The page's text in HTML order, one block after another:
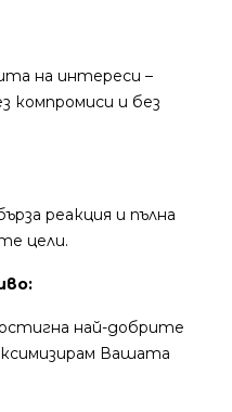
на интереси –
компромиси и без
реакция и пълна
цели.
най-добрите
Вашата